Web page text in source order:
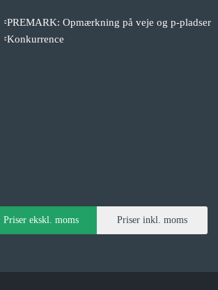
PREMARK: Opmærkning på veje og p-pladser
Konkurrence
Priser ekskl. moms Priser inkl. moms